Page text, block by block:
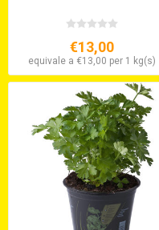
€13,00
equivale a €13,00 per 1 kg(s)